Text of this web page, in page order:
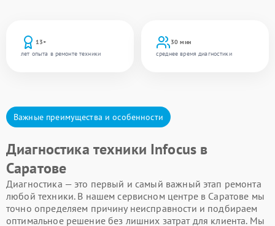
13+
лет опыта в ремонте техники
30 мин
среднее время диагностики
Важные преимущества и особенности
Диагностика техники Infocus в
Саратове
Диагностика — это первый и самый важный этап ремонта
любой техники. В нашем сервисном центре в Саратове мы
точно определяем причину неисправности и подбираем
оптимальное решение без лишних затрат для клиента. Мы